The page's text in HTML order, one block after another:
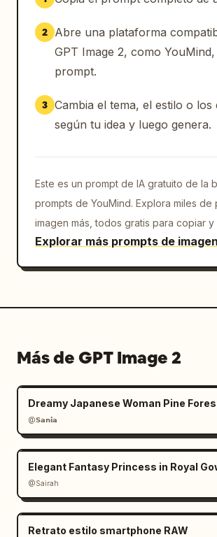
2
Abre una plataforma
GPT Image 2, como
prompt.
3 Cambia el tema, el estilo o los
según tu idea y luego genera.
Este es un prompt de IA gratuito de la
prompts de YouMind. Explora miles de
imagen más, todos gratis para copiar y
Explorar más prompts de imagen
Más de GPT Image 2
Dreamy Japanese Woman Pine
@𝗦𝗮𝗻𝗶𝗮
Elegant Fantasy Princess in Royal
@Sairah
Retrato estilo smartphone RAW